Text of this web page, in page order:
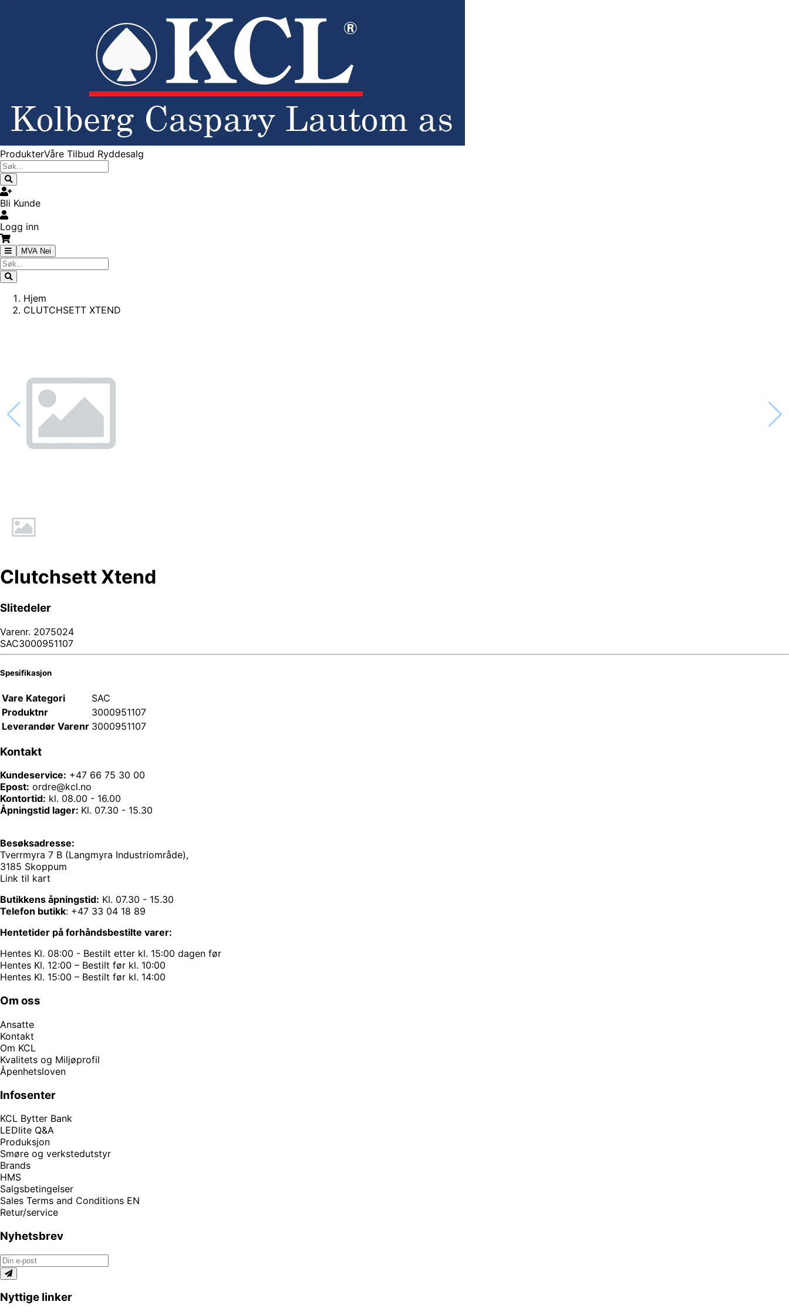
ProdukterVåre Tilbud Ryddesalg
Bli Kunde
Logg inn
MVA Nei
Hjem
CLUTCHSETT XTEND
Clutchsett Xtend
Slitedeler
Varenr. 2075024
SAC3000951107
Spesifikasjon
Vare Kategori
SAC
Produktnr
3000951107
Leverandør Varenr 3000951107
Kontakt
Kundeservice: +47 66 75 30 00
Epost: ordre@kcl.no
Kontortid: kl. 08.00 - 16.00
Åpningstid lager: Kl. 07.30 - 15.30
Besøksadresse:
Tverrmyra 7 B (Langmyra Industriområde),
3185 Skoppum
Link til kart
Butikkens åpningstid: Kl. 07.30 - 15.30
Telefon butikk: +47 33 04 18 89
Hentetider på forhåndsbestilte varer:
Hentes Kl. 08:00 - Bestilt etter kl. 15:00 dagen før
Hentes Kl. 12:00 – Bestilt før kl. 10:00
Hentes Kl. 15:00 – Bestilt før kl. 14:00
Om oss
Ansatte
Kontakt
Om KCL
Kvalitets og Miljøprofil
Åpenhetsloven
Infosenter
KCL Bytter Bank
LEDlite Q&A
Produksjon
Smøre og verkstedutstyr
Brands
HMS
Salgsbetingelser
Sales Terms and Conditions EN
Retur/service
Nyhetsbrev
Nyttige linker